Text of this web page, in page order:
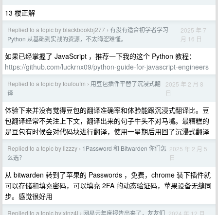
13 楼正解
Replied to a topic by blackbookbj277 › 有没有适合初学者学习
Python 从基础到实战的资源，不太晦涩难懂。
2025 年 7
月 16 日
如果已经掌握了 JavaScript ，推荐一下我的这个 Python 教程：
https://github.com/luckrnx09/python-guide-for-javascript-engineers
Replied to a topic by foufoufm › 用豆包插件平替了沉浸式翻
译
2025 年 2 月 8
日
体验下来并没有觉得豆包的翻译准确率和体验能跟沉浸式翻译比。豆
包翻译经常不关注上下文，翻译出来的句子牛头不对马嘴。最糟糕的
是豆包有时候会对代码块进行翻译，使用一星期后用回了沉浸式翻译
Replied to a topic by lizzzy › 1Password 和 Bitwarden 你们怎
么选？
2025 年 2 月 5
日
从 bitwarden 转到了苹果的 Passwords ，免费，chrome 装下插件就
可以存储和填充密码，可以填充 2FA 的动态验证码，苹果设备无缝同
步。感觉很好用
Replied to a topic by xinz4l › 网易云年度报告出来了，友友们 2024 年 12 月